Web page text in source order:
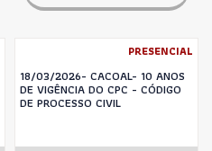
PRESENCIAL
18/03/2026- CACOAL- 10 ANOS
DE VIGÊNCIA DO CPC - CÓDIGO
DE PROCESSO CIVIL